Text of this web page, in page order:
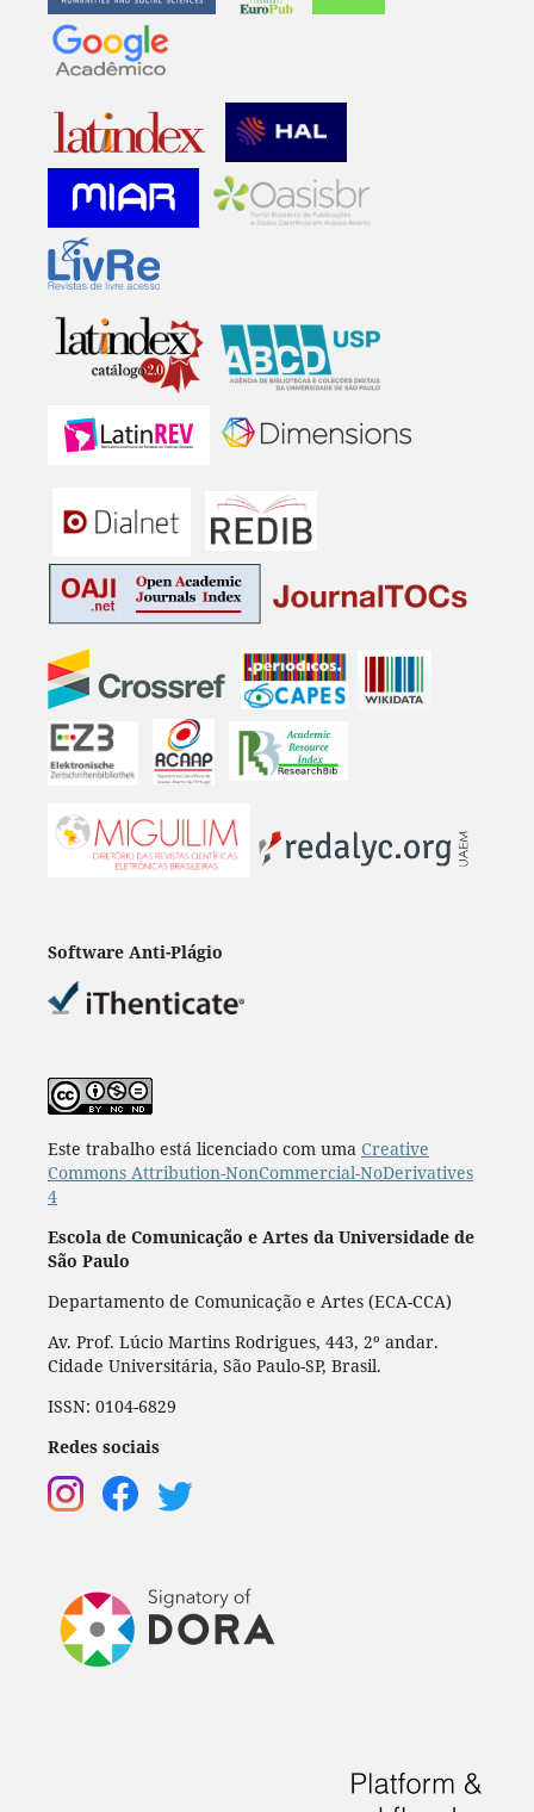
Software Anti-Plágio
Este trabalho está licenciado com uma Creative
Commons Attribution-NonCommercial-NoDerivatives
4
Escola de Comunicação e Artes da Universidade de
São Paulo
Departamento de Comunicação e Artes (ECA-CCA)
Av. Prof. Lúcio Martins Rodrigues, 443, 2º andar.
Cidade Universitária, São Paulo-SP, Brasil.
ISSN: 0104-6829
Redes sociais